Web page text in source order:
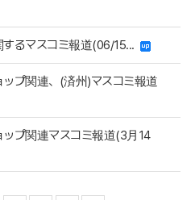
するマスコミ報道(06/15...
プ関連、(済州)マスコミ報道
プ関連マスコミ報道(3月14